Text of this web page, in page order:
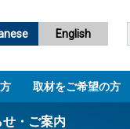
English
取材をご希望の方
せ・ご案内